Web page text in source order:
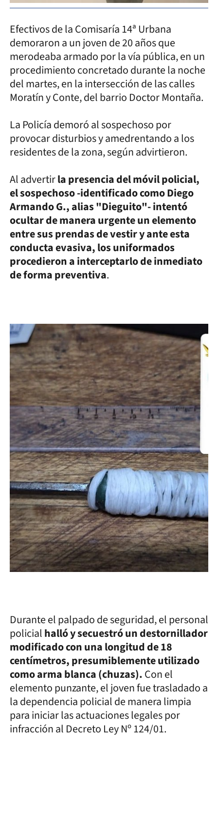
Efectivos de la Comisaría 14ª Urbana
demoraron a un joven de 20 años que
merodeaba armado por la vía pública, en un
procedimiento concretado durante la noche
del martes, en la intersección de las calles
Moratín y Conte, del barrio Doctor Montaña.
La Policía demoró al sospechoso por
provocar disturbios y amedrentando a los
residentes de la zona, según advirtieron.
Al advertirla presencia del móvil policial,
el sospechoso -identificado como Diego
Armando G., alias "Dieguito"- intentó
ocultar de manera urgente un elemento
entre sus prendas de vestir y ante esta
conducta evasiva, los uniformados
procedieron a interceptarlo de inmediato
de forma preventiva.
Durante el palpado de seguridad, el personal
policialhalló y secuestró un destornillador
modificado con una longitud de 18
centímetros, presumiblemente utilizado
como arma blanca (chuzas).Con el
elemento punzante, el joven fue trasladado a
la dependencia policial de manera limpia
para iniciar las actuaciones legales por
infracción al Decreto Ley Nº 124/01.